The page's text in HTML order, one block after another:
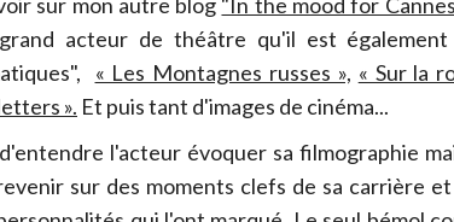
acteur de théâtre qu'il est
« Les Montagnes russes », « Sur la
». Et puis tant d'images de cinéma...
l'acteur évoquer sa filmographie
sur des moments clefs de sa carrière et